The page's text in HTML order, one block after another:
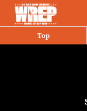
Top
Share